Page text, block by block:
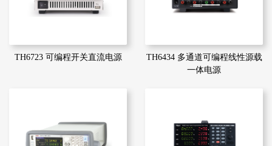
TH6723 可编程开关直流电源
TH6434 多通道可编程线性源载
一体电源